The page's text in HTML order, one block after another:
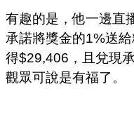
有趣的是，他一邊直
承諾將獎金的1%送
得$29,406，且兌現
觀眾可說是有福了。